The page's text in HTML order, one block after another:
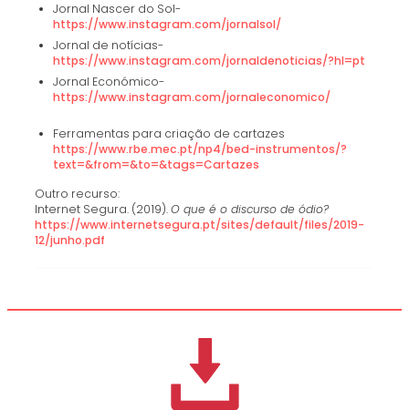
Jornal Nascer do Sol-
https://www.instagram.com/jornalsol/
Jornal de notícias-
https://www.instagram.com/jornaldenoticias/?hl=pt
Jornal Económico-
https://www.instagram.com/jornaleconomico/
Ferramentas para criação de cartazes
https://www.rbe.mec.pt/np4/bed-instrumentos/?
text=&from=&to=&tags=Cartazes
Outro recurso:
Internet Segura. (2019).O que é o discurso de ódio?
https://www.internetsegura.pt/sites/default/files/2019-
12/junho.pdf